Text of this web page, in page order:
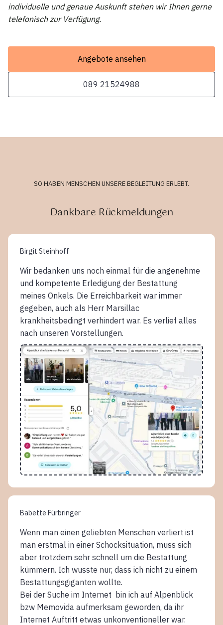
individuelle und genaue Auskunft stehen wir Ihnen gerne
telefonisch zur Verfügung.
Angebote ansehen
089 21524988
SO HABEN MENSCHEN UNSERE BEGLEITUNG ERLEBT.
Dankbare Rückmeldungen
Birgit Steinhoff
Wir bedanken uns noch einmal für die angenehme
und kompetente Erledigung der Bestattung
meines Onkels. Die Erreichbarkeit war immer
gegeben, auch als Herr Marsillac
krankheitsbedingt verhindert war. Es verlief alles
nach unseren Vorstellungen.
Babette Fürbringer
Wenn man einen geliebten Menschen verliert ist
man erstmal in einer Schocksituation, muss sich
aber trotzdem sehr schnell um die Bestattung
kümmern. Ich wusste nur, dass ich nicht zu einem
Bestattungsgiganten wollte.
Bei der Suche im Internet bin ich auf Alpenblick
bzw Memovida aufmerksam geworden, da ihr
Internet Auftritt etwas unkonventioneller war.